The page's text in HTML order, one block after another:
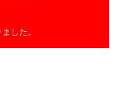
した。